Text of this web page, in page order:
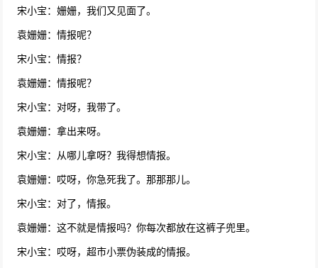
宋小宝：姗姗，我们又见面了。
袁姗姗：情报呢？
宋小宝：情报？
袁姗姗：情报呢？
宋小宝：对呀，我带了。
袁姗姗：拿出来呀。
宋小宝：从哪儿拿呀？我得想情报。
袁姗姗：哎呀，你急死我了。那那那儿。
宋小宝：对了，情报。
袁姗姗：这不就是情报吗？你每次都放在这裤子兜里。
宋小宝：哎呀，超市小票伪装成的情报。